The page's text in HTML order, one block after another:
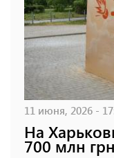
11 июня, 2026 -
На
700 млн